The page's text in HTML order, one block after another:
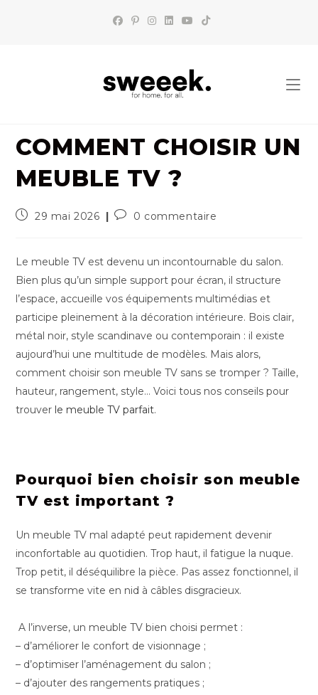
COMMENT CHOISIR UN
MEUBLE TV ?
Publication
29 mai 2026
Commentaires
publication :
0 commentaire
Le meuble TV est devenu un incontournable du salon.
Bien plus qu’un simple support pour écran, il structure
l’espace, accueille vos équipements multimédias et
participe pleinement à la décoration intérieure. Bois clair,
métal noir, style scandinave ou contemporain : il existe
aujourd’hui une multitude de modèles. Mais alors,
comment choisir son meuble TV sans se tromper ? Taille,
hauteur, rangement, style… Voici tous nos conseils pour
trouver le meuble TV parfait.
Pourquoi bien choisir son meuble
TV est important ?
Un meuble TV mal adapté peut rapidement devenir
inconfortable au quotidien. Trop haut, il fatigue la nuque.
Trop petit, il déséquilibre la pièce. Pas assez fonctionnel, il
se transforme vite en nid à câbles disgracieux.
A l’inverse, un meuble TV bien choisi permet :
– d’améliorer le confort de visionnage ;
– d’optimiser l’aménagement du salon ;
– d’ajouter des rangements pratiques ;